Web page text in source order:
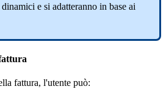
dinamici e si adatteranno in base ai
fattura, l'utente può: